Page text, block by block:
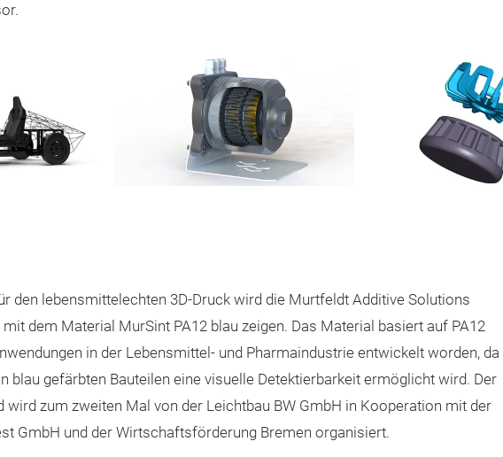
den lebensmittelechten 3D-Druck wird die Murtfeldt Additive Solutions
dem Material MurSint PA12 blau zeigen. Das Material basiert auf PA12
in der Lebensmittel- und Pharmaindustrie entwickelt worden, da
blau gefärbten Bauteilen eine visuelle Detektierbarkeit ermöglicht wird. Der
wird zum zweiten Mal von der Leichtbau BW GmbH in Kooperation mit der
GmbH und der Wirtschaftsförderung Bremen organisiert.